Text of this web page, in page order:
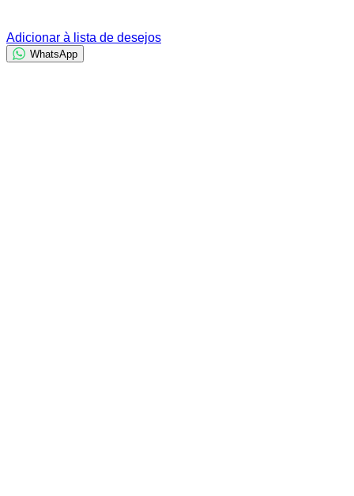
Adicionar à lista de desejos
WhatsApp